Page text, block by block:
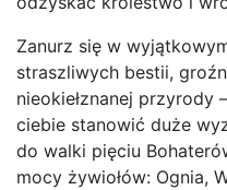
Zanurz się w
straszliwych bestii,
nieokiełznanej przyrody
ciebie stanowić duże
do walki pięciu
mocy żywiołów: Ognia,